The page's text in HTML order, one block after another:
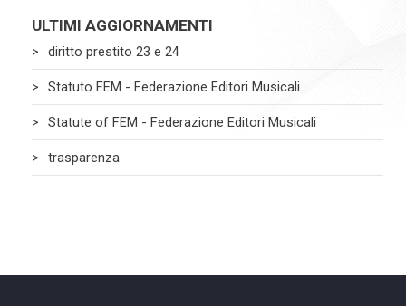
ULTIMI AGGIORNAMENTI
diritto prestito 23 e 24
Statuto FEM - Federazione Editori Musicali
Statute of FEM - Federazione Editori Musicali
trasparenza